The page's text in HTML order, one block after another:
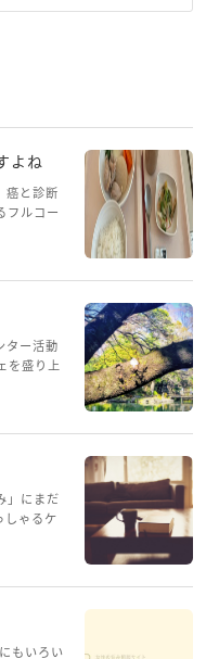
よね
癌と診断
フルコー
られて
ソコン
ター活動
を盛り上
グを投
てみま
」にまだ
しゃるケ
ろ（深
解決の
もいろい